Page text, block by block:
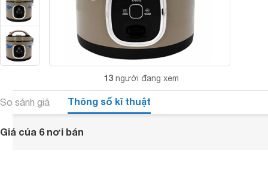
13 người đang xem
So sánh giá Thông số kĩ thuật
Giá của 6 nơi bán